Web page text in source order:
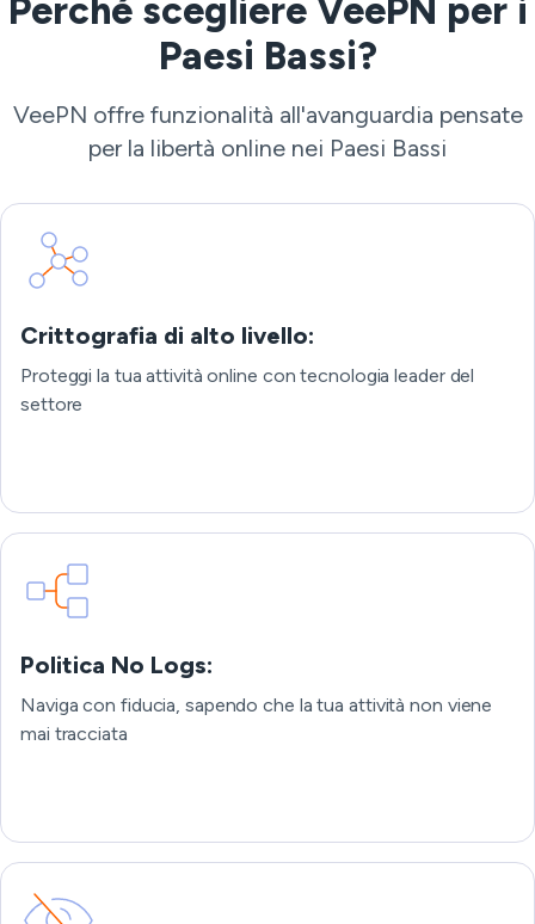
Perché scegliere VeePN per i
Paesi Bassi?
VeePN offre funzionalità all'avanguardia pensate
per la libertà online nei Paesi Bassi
Crittografia di alto livello:
Proteggi la tua attività online con tecnologia leader del
settore
Politica No Logs:
Naviga con fiducia, sapendo che la tua attività non viene
mai tracciata